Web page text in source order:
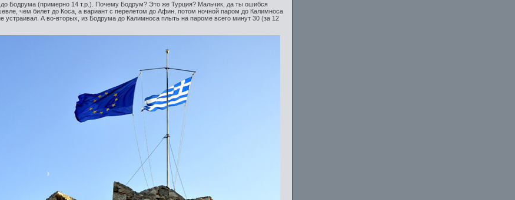
Бодрума (примерно 14 т.р.). Почему Бодрум? Это же Турция? Мальчик, да ты ошибся
чем билет до Коса, а вариант с перелетом до Афин, потом ночной паром до Калимноса
устраивал. А во-вторых, из Бодрума до Калимноса плыть на пароме всего минут 30 (за 12